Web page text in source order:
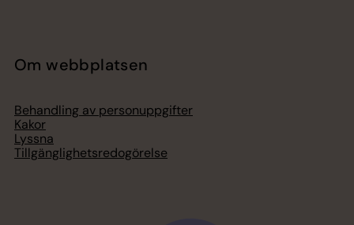
Om webbplatsen
Behandling av personuppgifter
Kakor
Lyssna
Tillgänglighetsredogörelse